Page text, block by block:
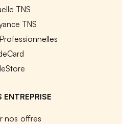
TNS
TNS
ENTREPRISE
nos offres